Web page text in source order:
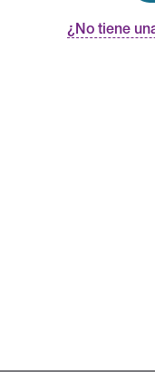
¿No tiene